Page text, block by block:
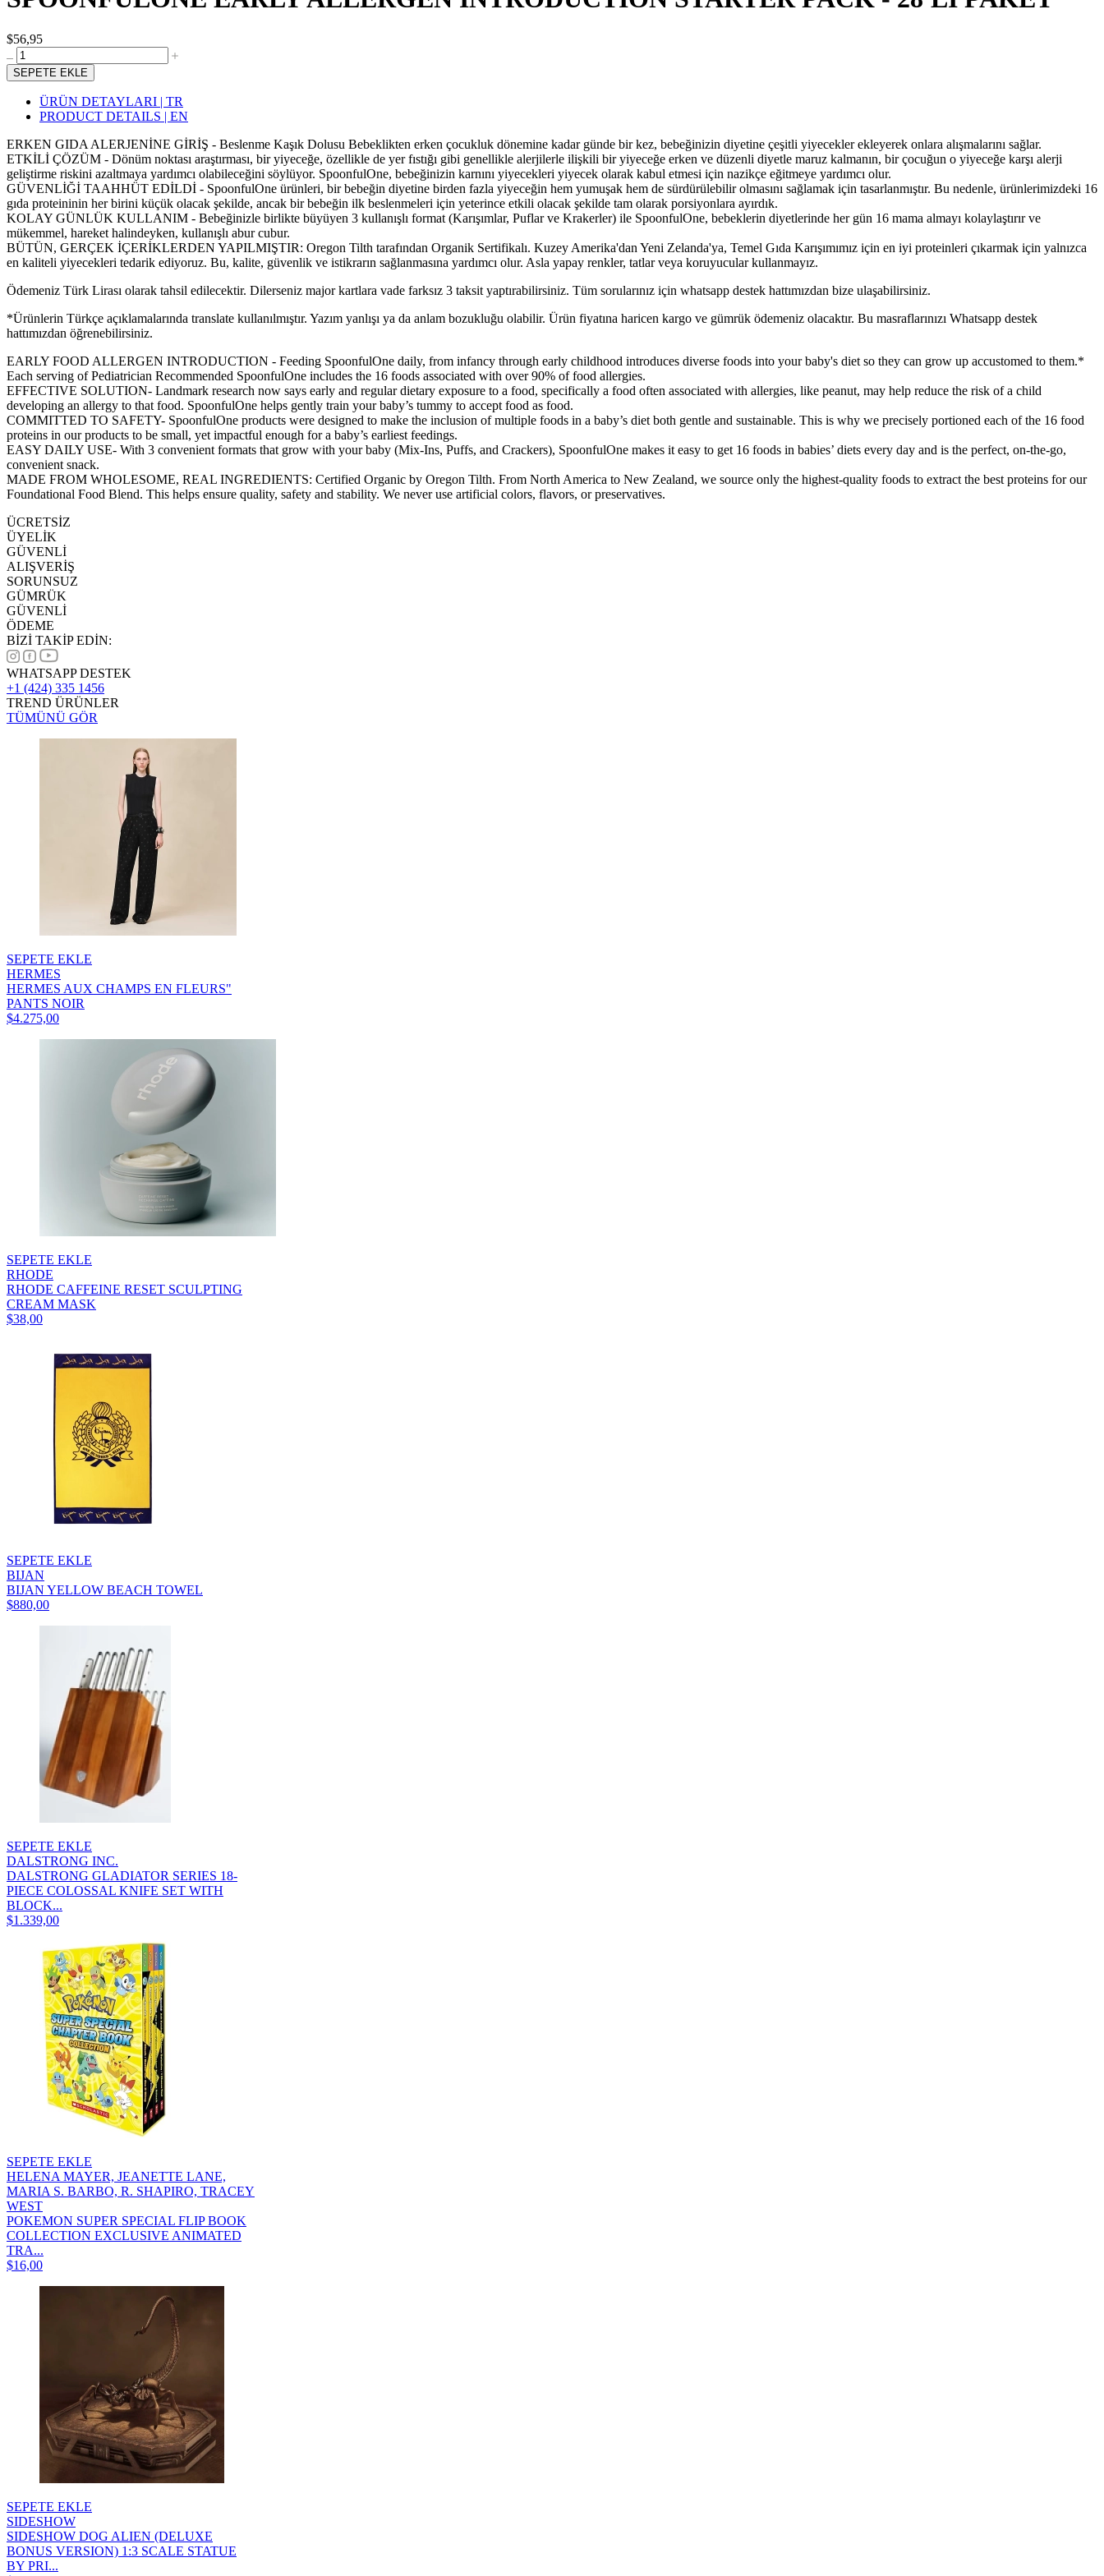
$56,95
SEPETE EKLE
ÜRÜN DETAYLARI | TR
PRODUCT DETAILS | EN
ERKEN GIDA ALERJENİNE GİRİŞ - Beslenme Kaşık Dolusu Bebeklikten erken çocukluk dönemine kadar günde bir kez, bebeğinizin diyetine çeşitli yiyecekler ekleyerek onlara alışmalarını sağlar.
ETKİLİ ÇÖZÜM - Dönüm noktası araştırması, bir yiyeceğe, özellikle de yer fıstığı gibi genellikle alerjilerle ilişkili bir yiyeceğe erken ve düzenli diyetle maruz kalmanın, bir çocuğun o yiyeceğe karşı alerji
geliştirme riskini azaltmaya yardımcı olabileceğini söylüyor. SpoonfulOne, bebeğinizin karnını yiyecekleri yiyecek olarak kabul etmesi için nazikçe eğitmeye yardımcı olur.
GÜVENLİĞİ TAAHHÜT EDİLDİ - SpoonfulOne ürünleri, bir bebeğin diyetine birden fazla yiyeceğin hem yumuşak hem de sürdürülebilir olmasını sağlamak için tasarlanmıştır. Bu nedenle, ürünlerimizdeki 16
gıda proteininin her birini küçük olacak şekilde, ancak bir bebeğin ilk beslenmeleri için yeterince etkili olacak şekilde tam olarak porsiyonlara ayırdık.
KOLAY GÜNLÜK KULLANIM - Bebeğinizle birlikte büyüyen 3 kullanışlı format (Karışımlar, Puflar ve Krakerler) ile SpoonfulOne, bebeklerin diyetlerinde her gün 16 mama almayı kolaylaştırır ve
mükemmel, hareket halindeyken, kullanışlı abur cubur.
BÜTÜN, GERÇEK İÇERİKLERDEN YAPILMIŞTIR: Oregon Tilth tarafından Organik Sertifikalı. Kuzey Amerika'dan Yeni Zelanda'ya, Temel Gıda Karışımımız için en iyi proteinleri çıkarmak için yalnızca
en kaliteli yiyecekleri tedarik ediyoruz. Bu, kalite, güvenlik ve istikrarın sağlanmasına yardımcı olur. Asla yapay renkler, tatlar veya koruyucular kullanmayız.
Ödemeniz Türk Lirası olarak tahsil edilecektir. Dilerseniz major kartlara vade farksız 3 taksit yaptırabilirsiniz. Tüm sorularınız için whatsapp destek hattımızdan bize ulaşabilirsiniz.
*Ürünlerin Türkçe açıklamalarında translate kullanılmıştır. Yazım yanlışı ya da anlam bozukluğu olabilir. Ürün fiyatına haricen kargo ve gümrük ödemeniz olacaktır. Bu masraflarınızı Whatsapp destek
hattımızdan öğrenebilirsiniz.
EARLY FOOD ALLERGEN INTRODUCTION - Feeding SpoonfulOne daily, from infancy through early childhood introduces diverse foods into your baby's diet so they can grow up accustomed to them.*
Each serving of Pediatrician Recommended SpoonfulOne includes the 16 foods associated with over 90% of food allergies.
EFFECTIVE SOLUTION- Landmark research now says early and regular dietary exposure to a food, specifically a food often associated with allergies, like peanut, may help reduce the risk of a child
developing an allergy to that food. SpoonfulOne helps gently train your baby’s tummy to accept food as food.
COMMITTED TO SAFETY- SpoonfulOne products were designed to make the inclusion of multiple foods in a baby’s diet both gentle and sustainable. This is why we precisely portioned each of the 16 food
proteins in our products to be small, yet impactful enough for a baby’s earliest feedings.
EASY DAILY USE- With 3 convenient formats that grow with your baby (Mix-Ins, Puffs, and Crackers), SpoonfulOne makes it easy to get 16 foods in babies’ diets every day and is the perfect, on-the-go,
convenient snack.
MADE FROM WHOLESOME, REAL INGREDIENTS: Certified Organic by Oregon Tilth. From North America to New Zealand, we source only the highest-quality foods to extract the best proteins for our
Foundational Food Blend. This helps ensure quality, safety and stability. We never use artificial colors, flavors, or preservatives.
ÜCRETSİZ
ÜYELİK
GÜVENLİ
ALIŞVERİŞ
SORUNSUZ
GÜMRÜK
GÜVENLİ
ÖDEME
BİZİ TAKİP EDİN:
WHATSAPP DESTEK
+1 (424) 335 1456
TREND ÜRÜNLER
TÜMÜNÜ GÖR
SEPETE EKLE
HERMES
HERMES AUX CHAMPS EN FLEURS"
PANTS NOIR
$4.275,00
SEPETE EKLE
RHODE
RHODE CAFFEINE RESET SCULPTING
CREAM MASK
$38,00
SEPETE EKLE
BIJAN
BIJAN YELLOW BEACH TOWEL
$880,00
SEPETE EKLE
DALSTRONG INC.
DALSTRONG GLADIATOR SERIES 18-
PIECE COLOSSAL KNIFE SET WITH
BLOCK...
$1.339,00
SEPETE EKLE
HELENA MAYER, JEANETTE LANE,
MARIA S. BARBO, R. SHAPIRO, TRACEY
WEST
POKEMON SUPER SPECIAL FLIP BOOK
COLLECTION EXCLUSIVE ANIMATED
TRA...
$16,00
SEPETE EKLE
SIDESHOW
SIDESHOW DOG ALIEN (DELUXE
BONUS VERSION) 1:3 SCALE STATUE
BY PRI...